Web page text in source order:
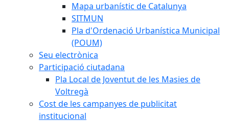
Mapa urbanístic de Catalunya
SITMUN
Pla d'Ordenació Urbanística Municipal
(POUM)
Seu electrònica
Participació ciutadana
Pla Local de Joventut de les Masies de
Voltregà
Cost de les campanyes de publicitat
institucional